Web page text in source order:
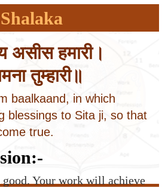
असीस हमारी।
तुम्हारी॥
baalkaand, in which
blessings to Sita ji, so that
true.
Your work will achieve